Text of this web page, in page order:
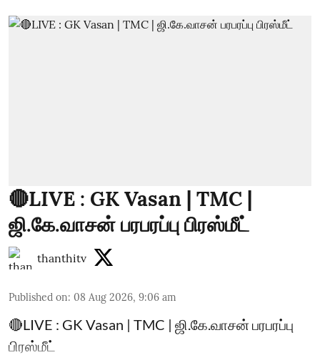
🔴LIVE : GK Vasan | TMC |
ஜி.கே.வாசன் பரபரப்பு பிரஸ்மீட்
thanthitv
Published on: 08 Aug 2026, 9:06 am
🔴LIVE : GK Vasan | TMC | ஜி.கே.வாசன் பரபரப்பு
பிரஸ்மீட்